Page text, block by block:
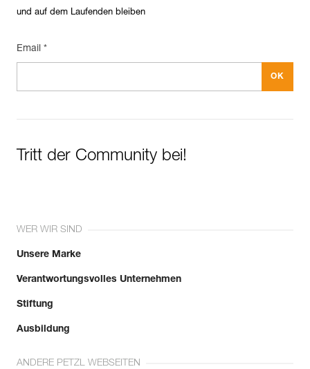
und auf dem Laufenden bleiben
Email *
Tritt der Community bei!
WER WIR SIND
Unsere Marke
Verantwortungsvolles Unternehmen
Stiftung
Ausbildung
ANDERE PETZL WEBSEITEN